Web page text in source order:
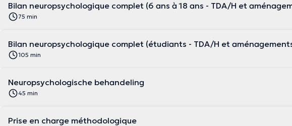
Bilan neuropsychologique complet (6 ans à 18 ans - TDA/H et
75 min
Bilan neuropsychologique complet (étudiants - TDA/H et
105 min
Neuropsychologische behandeling
45 min
Prise en charge méthodologique